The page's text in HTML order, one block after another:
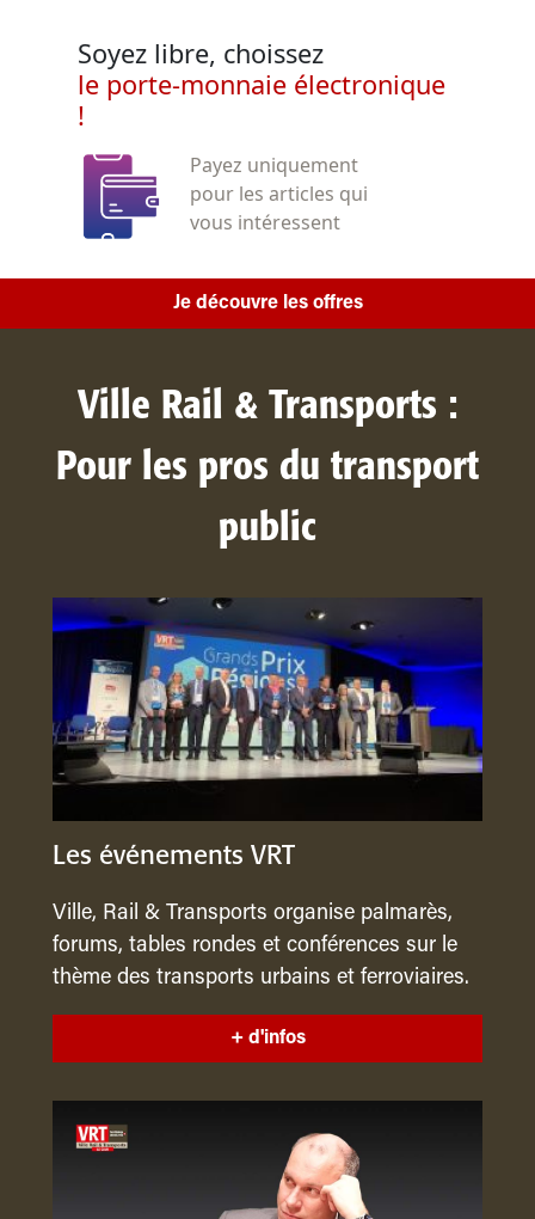
Soyez libre, choissez
le porte-monnaie électronique
!
Payez uniquement
pour les articles qui
vous intéressent
Je découvre les offres
Ville Rail & Transports :
Pour les pros du transport
public
Les événements VRT
Ville, Rail & Transports organise palmarès,
forums, tables rondes et conférences sur le
thème des transports urbains et ferroviaires.
+ d'infos